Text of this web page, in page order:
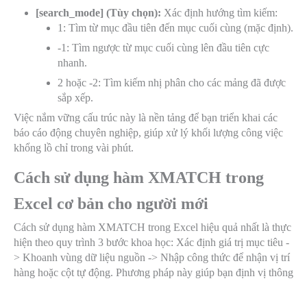
[search_mode] (Tùy chọn): Xác định hướng tìm kiếm:
1 : Tìm từ mục đầu tiên đến mục cuối cùng (mặc định).
-1 : Tìm ngược từ mục cuối cùng lên đầu tiên cực
nhanh.
2 hoặc -2: Tìm kiếm nhị phân cho các mảng đã được
sắp xếp.
Việc nắm vững cấu trúc này là nền tảng để bạn triển khai các
báo cáo động chuyên nghiệp, giúp xử lý khối lượng công việc
khổng lồ chỉ trong vài phút.
Cách sử dụng hàm XMATCH trong
Excel cơ bản cho người mới
Cách sử dụng hàm XMATCH trong Excel hiệu quả nhất là thực
hiện theo quy trình 3 bước khoa học: Xác định giá trị mục tiêu -
> Khoanh vùng dữ liệu nguồn -> Nhập công thức để nhận vị trí
hàng hoặc cột tự động. Phương pháp này giúp bạn định vị thông